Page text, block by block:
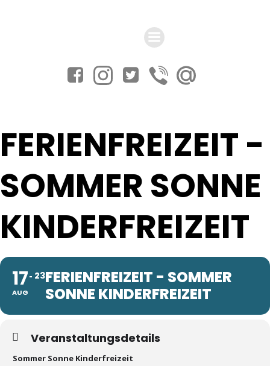
springen
FERIENFREIZEIT -
SOMMER SONNE
KINDERFREIZEIT
17
AUG
23FERIENFREIZEIT - SOMMER
SONNE KINDERFREIZEIT
Veranstaltungsdetails
Sommer Sonne Kinderfreizeit